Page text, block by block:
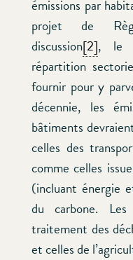
émissions par
projet de
discussion[2], le
répartition
fournir pour y
décennie, les
bâtiments
celles des
comme celles
(incluant énergie
du carbone.
traitement des
et celles de